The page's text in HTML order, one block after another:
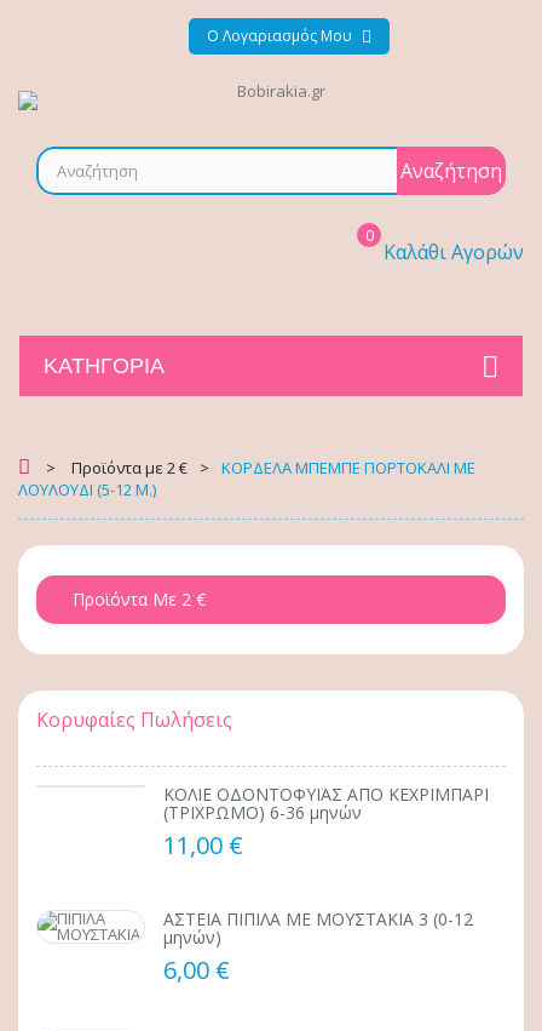
Ο Λογαριασμός Μου
Αναζήτηση
Καλάθι Αγορών
0
ΚΑΤΗΓΟΡΊΑ
> Προϊόντα με 2 € >
ΚΟΡΔΕΛΑ ΜΠΕΜΠΕ ΠΟΡΤΟΚΑΛΙ ΜΕ
ΛΟΥΛΟΥΔΙ (5-12 Μ.)
Προϊόντα Με 2 €
Κορυφαίες Πωλήσεις
ΚΟΛΙΕ ΟΔΟΝΤΟΦΥΪΑΣ ΑΠΟ ΚΕΧΡΙΜΠΑΡΙ
(ΤΡΙΧΡΩΜΟ) 6-36 μηνών
11,00 €
ΑΣΤΕΙΑ ΠΙΠΙΛΑ ΜΕ ΜΟΥΣΤΑΚΙΑ 3 (0-12
μηνών)
6,00 €